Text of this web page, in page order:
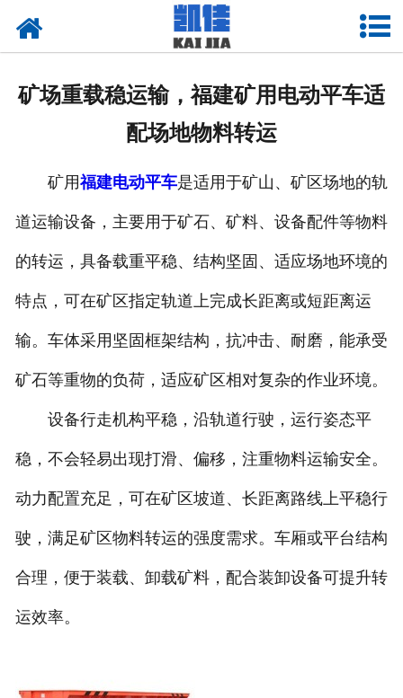
厂房设备
联系我们
矿场重载稳运输，福建矿用电动平车适
配场地物料转运
矿用福建电动平车是适用于矿山、矿区场地的轨
道运输设备，主要用于矿石、矿料、设备配件等物料
的转运，具备载重平稳、结构坚固、适应场地环境的
特点，可在矿区指定轨道上完成长距离或短距离运
输。车体采用坚固框架结构，抗冲击、耐磨，能承受
矿石等重物的负荷，适应矿区相对复杂的作业环境。
设备行走机构平稳，沿轨道行驶，运行姿态平
稳，不会轻易出现打滑、偏移，注重物料运输安全。
动力配置充足，可在矿区坡道、长距离路线上平稳行
驶，满足矿区物料转运的强度需求。车厢或平台结构
合理，便于装载、卸载矿料，配合装卸设备可提升转
运效率。